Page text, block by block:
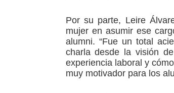
Por su parte, Leire
mujer en asumir ese
alumni. “Fue un total
charla desde la visión
experiencia laboral y
muy motivador para los